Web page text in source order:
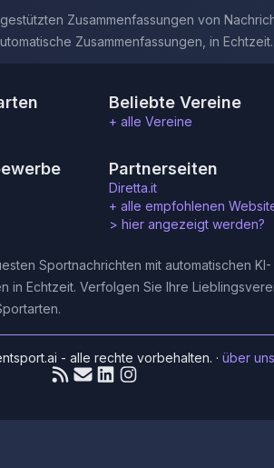
Zusammenfassungen von
Zusammenfassungen, in Echtzeit.
Beliebte Vereine
+ alle Vereine
Partnerseiten
Diretta.it
+ alle empfohlenen
> hier angezeigt werden?
Sportnachrichten mit automatischen KI-
in Echtzeit. Verfolgen Sie Ihre
- alle rechte vorbehalten. ·über